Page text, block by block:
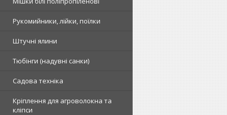
Рукомийники, лійки, поїлки
Штучні ялини
Тюбінги (надувні санки)
Садова техніка
Кріплення для агроволокна та
кліпси